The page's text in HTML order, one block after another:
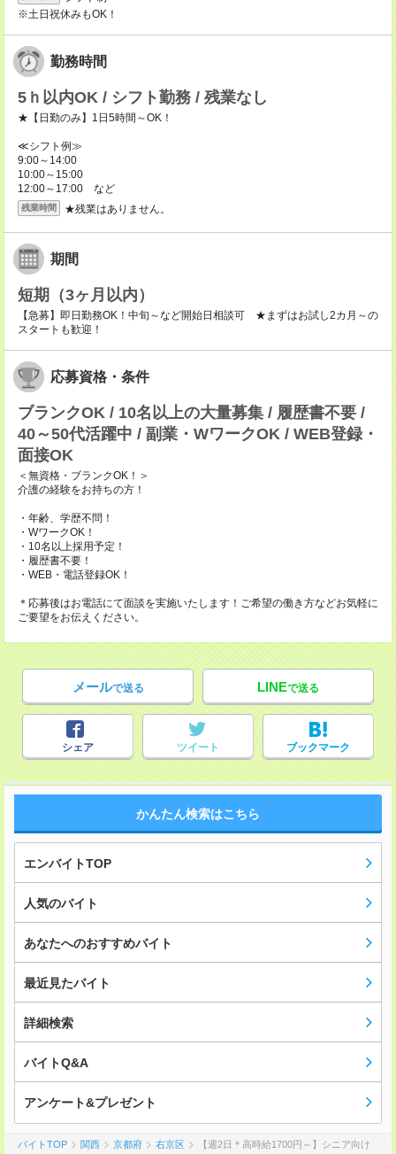
※土日祝休みもOK！
勤務時間
5ｈ以内OK / シフト勤務 / 残業なし
★【日勤のみ】1日5時間～OK！
≪シフト例≫
9:00～14:00
10:00～15:00
12:00～17:00 など
残業時間 ★残業はありません。
期間
短期（3ヶ月以内）
【急募】即日勤務OK！中旬～など開始日相談可 ★まずはお試し2カ月～の
スタートも歓迎！
応募資格・条件
ブランクOK / 10名以上の大量募集 / 履歴書不要 /
40～50代活躍中 / 副業・WワークOK / WEB登録・
面接OK
＜無資格・ブランクOK！＞
介護の経験をお持ちの方！
・年齢、学歴不問！
・WワークOK！
・10名以上採用予定！
・履歴書不要！
・WEB・電話登録OK！
＊応募後はお電話にて面談を実施いたします！ご希望の働き方などお気軽に
ご要望をお伝えください。
メールで送る LINEで送る
シェア ツイート ブックマーク
かんたん検索はこちら
エンバイトTOP
人気のバイト
あなたへのおすすめバイト
最近見たバイト
詳細検索
バイトQ&A
アンケート&プレゼント
バイトTOP 関西 京都府 右京区 【週2日＊高時給1700円～】シニア向け